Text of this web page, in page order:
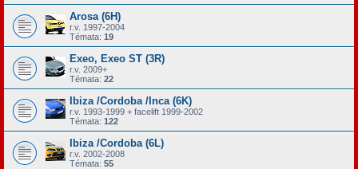
Arosa (6H)
r.v. 1997-2004
Témata: 19
Exeo, Exeo ST (3R)
r.v. 2009+
Témata: 22
Ibiza /Cordoba /Inca (6K)
r.v. 1993-1999 + facelift 1999-2002
Témata: 122
Ibiza /Cordoba (6L)
r.v. 2002-2008
Témata: 55